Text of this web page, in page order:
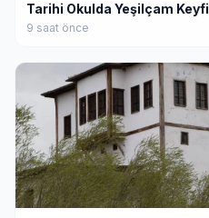
Tarihi Okulda Yeşilçam Keyfi
9 saat önce